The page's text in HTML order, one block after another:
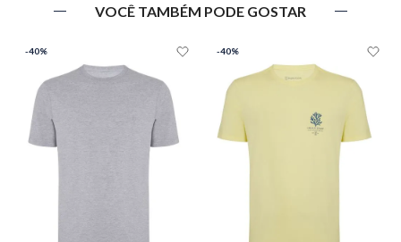
VOCÊ TAMBÉM PODE GOSTAR
-40% -40%